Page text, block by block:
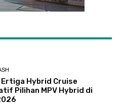
Ertiga Hybrid Cruise
Pilihan MPV Hybrid di